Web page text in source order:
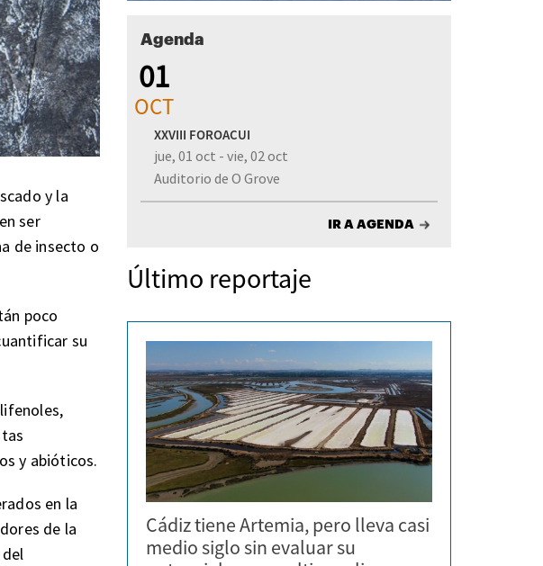
y la
ser
de insecto o
poco
su
y abióticos.
en la
de la
Agenda
01
OCT
XXVIII FOROACUI
jue, 01 oct - vie, 02 oct
Auditorio de O Grove
IR A AGENDA
Último reportaje
Cádiz tiene Artemia, pero lleva casi
medio siglo sin evaluar su